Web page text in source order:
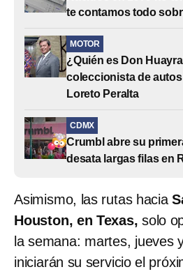
te contamos todo
MOTOR
¿Quién es Don
coleccionista de
Loreto Peralta
CDMX
Crumbl abre su
desata largas filas en
Asimismo, las rutas hacia
Houston, en Texas, solo
la semana: martes, jueves
iniciarán su servicio el